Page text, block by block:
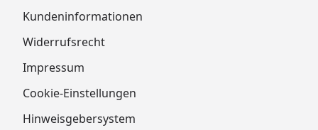
Kundeninformationen
Widerrufsrecht
Impressum
Cookie-Einstellungen
Hinweisgebersystem